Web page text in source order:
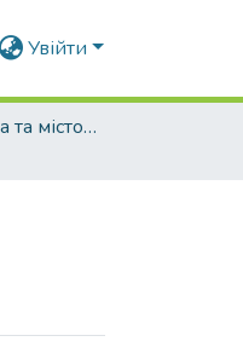
Увійти
191 Архітектура та містобудування. Ландшафтна архітектура